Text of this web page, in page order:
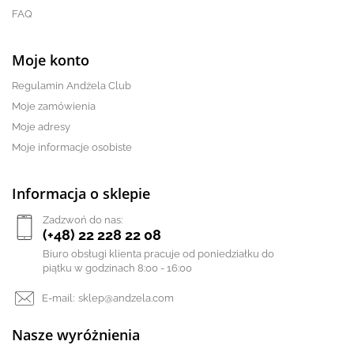
FAQ
Moje konto
Regulamin Andżela Club
Moje zamówienia
Moje adresy
Moje informacje osobiste
Informacja o sklepie
Zadzwoń do nas:
(+48) 22 228 22 08
Biuro obsługi klienta pracuje od poniedziałku do
piątku w godzinach 8:00 - 16:00
E-mail: sklep@andzela.com
Nasze wyróżnienia